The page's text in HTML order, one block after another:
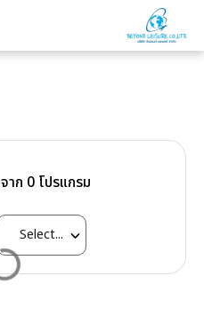
าก 0 โปรแกรม